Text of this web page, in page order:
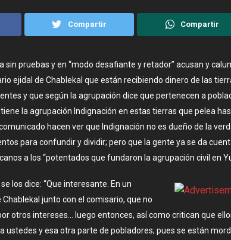
Compartir Compartir
sin pruebas y en “modo desafiante y retador” acusan y
ejidal de Chablekal que están recibiendo dinero de las
y que según la agrupación dice que pertenecen a
la agrupación Indignación en estas tierras que pelea
hacen ver que Indignación no es dueño de la
para confundir y dividir; pero que la gente ya se da
a los “potentados que fundaron la agrupación civil en
los dice: “Que interesante. En un
junto con el comisario, que no
otros intereses… luego entonces, así como critican que
ustedes y esa otra parte de pobladores; pues se están